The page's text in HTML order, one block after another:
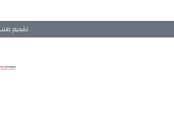
تقديم طلب